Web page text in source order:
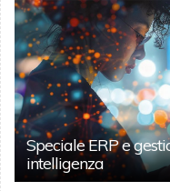
Speciale ERP e
intelligenza